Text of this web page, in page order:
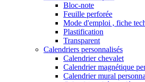
Bloc-note
Feuille perforée
Mode d'emploi , fiche
Plastification
Transparent
Calendriers personnalisés
Calendrier chevalet
Calendrier magnétique
Calendrier mural